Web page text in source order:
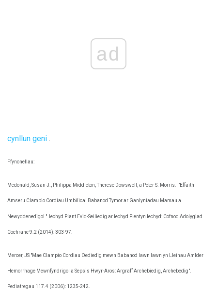
ad
cynllun geni .
Ffynonellau:
Mcdonald, Susan J., Philippa Middleton, Therese Dowswell, a Peter S. Morris. "Effaith
Amseru Clampio Cordiau Umbilical Babanod Tymor ar Ganlyniadau Mamau a
Newyddenedigol." Iechyd Plant Evid-Seiliedig ar Iechyd Plentyn Iechyd: Cofnod Adolygiad
Cochrane 9.2 (2014): 303-97.
Mercer, JS "Mae Clampio Cordiau Oediedig mewn Babanod Iawn Iawn yn Lleihau Amlder
Hemorrhage Mewnfyndrigol a Sepsis Hwyr-Aros: Argraff Archebiedig, Archebedig".
Pediatregau 117.4 (2006): 1235-242.